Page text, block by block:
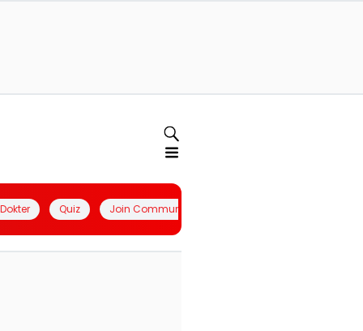
Quiz Join Community